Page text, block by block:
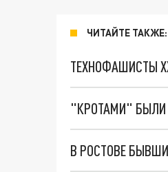
ЧИТАЙТЕ ТАКЖЕ:
ТЕХНОФАШИСТЫ
"КРОТАМИ" БЫЛИ